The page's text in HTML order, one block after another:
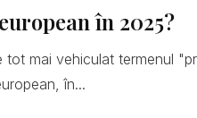
în 2025?
tot mai vehiculat termenul
în...